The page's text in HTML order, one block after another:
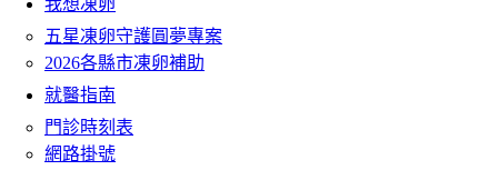
我想凍卵
五星凍卵守護圓夢專案
2026各縣市凍卵補助
就醫指南
門診時刻表
網路掛號